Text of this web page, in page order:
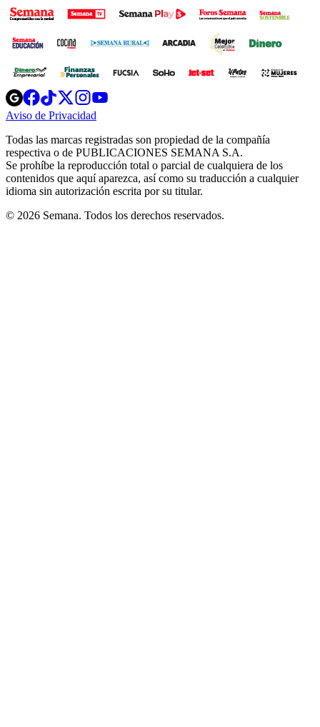
Opens
in
new
Opens
in
new
Opens
in
new
window
Opens
new
windowwindow
Aviso de Privacidad
new
window
Todas las marcas registradas son propiedad de la compañía
respectiva o de PUBLICACIONES SEMANA S.A.
Se prohíbe la reproducción total o parcial de cualquiera de los
contenidos que aquí aparezca, así como su traducción a cualquier
idioma sin autorización escrita por su titular.
© 2026 Semana. Todos los derechos reservados.